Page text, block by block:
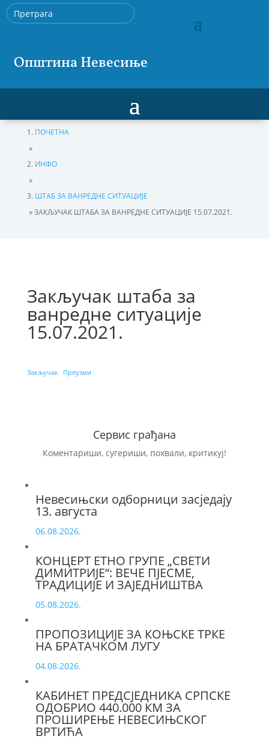
Општина Невесиње
ПОЧЕТНА
»
ИНФО
»
ШТАБ ЗА ВАНРЕДНЕ СИТУАЦИЈЕ
»ЗАКЉУЧАК ШТАБА ЗА ВАНРЕДНЕ СИТУАЦИЈЕ 15.07.2021.
Закључак штаба за
ванредне ситуације
15.07.2021.
Закључак Преузми
Сервис грађана
Коментариши, сугериши, похвали, критикуј!
Невесињски одборници засједају
13. августа
06.08.2026.
КОНЦЕРТ ЕТНО ГРУПЕ „СВЕТИ
ДИМИТРИЈЕ“: ВЕЧЕ ПЈЕСМЕ,
ТРАДИЦИЈЕ И ЗАЈЕДНИШТВА
05.08.2026.
ПРОПОЗИЦИЈЕ ЗА КОЊСКЕ ТРКЕ
НА БРАТАЧКОМ ЛУГУ
04.08.2026.
КАБИНЕТ ПРЕДСЈЕДНИКА СРПСКЕ
ОДОБРИО 440.000 КМ ЗА
ПРОШИРЕЊЕ НЕВЕСИЊСКОГ
ВРТИЋА